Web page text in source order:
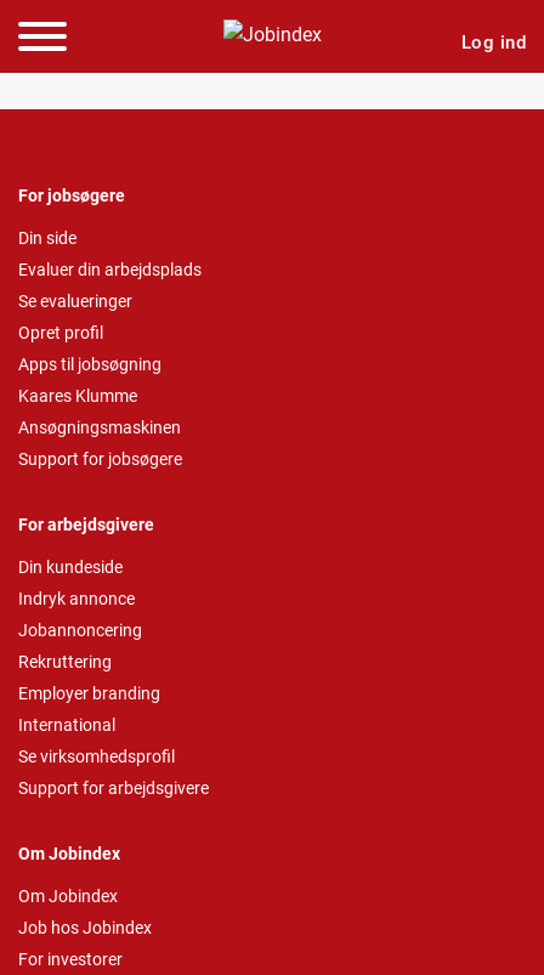
Log ind
For jobsøgere
Din side
Evaluer din arbejdsplads
Se evalueringer
Opret profil
Apps til jobsøgning
Kaares Klumme
Ansøgningsmaskinen
Support for jobsøgere
For arbejdsgivere
Din kundeside
Indryk annonce
Jobannoncering
Rekruttering
Employer branding
International
Se virksomhedsprofil
Support for arbejdsgivere
Om Jobindex
Om Jobindex
Job hos Jobindex
For investorer